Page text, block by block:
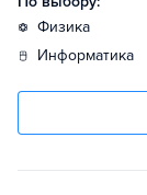
физика
информатика